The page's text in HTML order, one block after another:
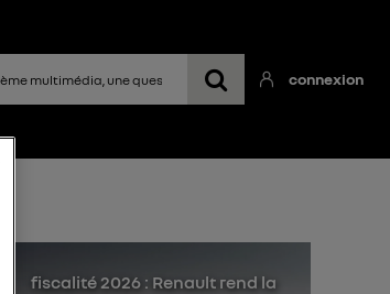
connexion
fiscalité 2026 : Renault rend la